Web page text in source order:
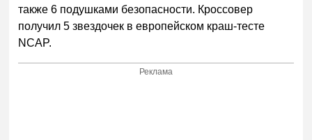
также 6 подушками безопасности. Кроссовер
получил 5 звездочек в европейском краш-тесте
NCAP.
Реклама